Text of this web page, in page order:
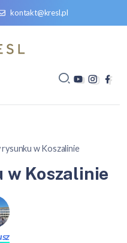
kontakt@kresl.pl
rysunku w Koszalinie
w Koszalinie